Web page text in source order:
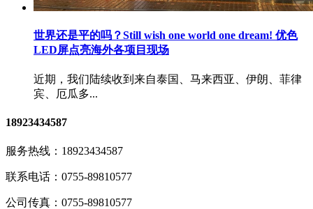
世界还是平的吗？Still wish one world one dream! 优色
LED屏点亮海外各项目现场
近期，我们陆续收到来自泰国、马来西亚、伊朗、菲律
宾、厄瓜多...
18923434587
服务热线： 18923434587
联系电话： 0755-89810577
公司传真： 0755-89810577